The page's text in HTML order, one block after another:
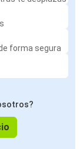
forma segura